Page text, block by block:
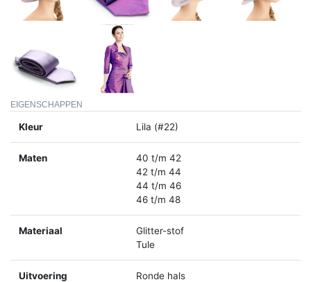
EIGENSCHAPPEN
Kleur Lila (#22)
Maten
40 t/m 42
42 t/m 44
44 t/m 46
46 t/m 48
Materiaal
Glitter-stof
Tule
Uitvoering
Ronde hals